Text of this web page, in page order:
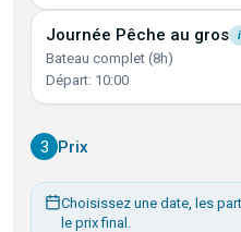
Journée Pêche au gros i
Bateau complet (8h)
Départ: 10:00
3 Prix
Choisissez une date, les
le prix final.